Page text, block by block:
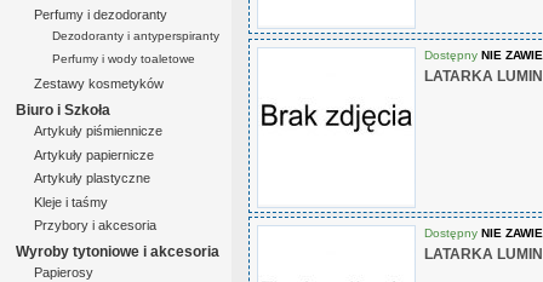
Perfumy i dezodoranty
Dezodoranty i antyperspiranty
Perfumy i wody toaletowe
Zestawy kosmetyków
Biuro i Szkoła
Artykuły piśmiennicze
Artykuły papiernicze
Artykuły plastyczne
Kleje i taśmy
Przybory i akcesoria
Wyroby tytoniowe i akcesoria
Papierosy
Dostępny NIE
LATARKA
Dostępny NIE
LATARKA